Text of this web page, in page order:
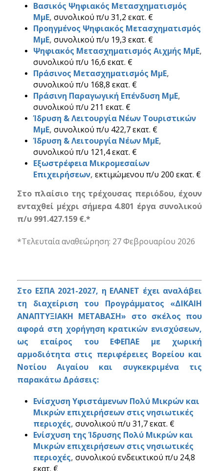
Βασικός Ψηφιακός Μετασχηματισμός
ΜμΕ, συνολικού π/υ 31,2 εκατ. €
Προηγμένος Ψηφιακός Μετασχηματισμός
ΜμΕ, συνολικού π/υ 19,3 εκατ. €
Ψηφιακός Μετασχηματισμός Αιχμής ΜμΕ,
συνολικού π/υ 16,6 εκατ. €
Πράσινος Μετασχηματισμός ΜμΕ,
συνολικού π/υ 168,8 εκατ. €
Πράσινη Παραγωγική Επένδυση ΜμΕ,
συνολικού π/υ 211 εκατ. €
Ίδρυση & Λειτουργία Νέων Τουριστικών
ΜμΕ, συνολικού π/υ 422,7 εκατ. €
Ίδρυση & Λειτουργία Νέων ΜμΕ,
συνολικού π/υ 121,4 εκατ. €
Εξωστρέφεια Μικρομεσαίων
Επιχειρήσεων, εκτιμώμενου π/υ 200 εκατ. €
Στο πλαίσιο της τρέχουσας περιόδου, έχουν
ενταχθεί μέχρι σήμερα 4.801 έργα συνολικού
π/υ 991.427.159 €.*
*Τελευταία αναθεώρηση: 27Φεβρουαρίου 2026
Στο ΕΣΠΑ 2021-2027, η ΕΛΑΝΕΤ έχει αναλάβει
τη διαχείριση του Προγράμματος «ΔΙΚΑΙΗ
ΑΝΑΠΤΥΞΙΑΚΗ ΜΕΤΑΒΑΣΗ» στο σκέλος που
αφορά στη χορήγηση κρατικών ενισχύσεων,
ως εταίρος του ΕΦΕΠΑΕ με χωρική
αρμοδιότητα στις περιφέρειες Βορείου και
Νοτίου Αιγαίου και συγκεκριμένα τις
παρακάτω Δράσεις:
Ενίσχυση Υφιστάμενων Πολύ Μικρών και
Μικρών επιχειρήσεων στις νησιωτικές
περιοχές, συνολικού π/υ 31,7 εκατ. €
Ενίσχυση της Ίδρυσης Πολύ Μικρών και
Μικρών επιχειρήσεων στις νησιωτικές
περιοχές, συνολικού ενδεικτικού π/υ 24,8
εκατ. €